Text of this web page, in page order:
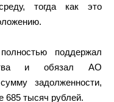
тогда как это
поддержал
и обязал АО
задолженности,
685 тысяч рублей.